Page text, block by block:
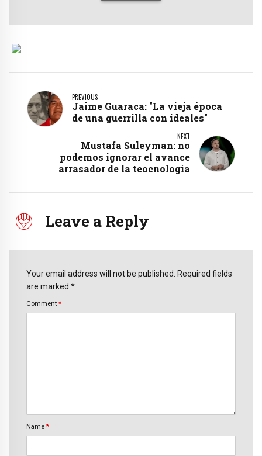
PREVIOUS
Jaime Guaraca: "La vieja época
de una guerrilla con ideales"
NEXT
Mustafa Suleyman: no
podemos ignorar el avance
arrasador de la teocnología
Leave a Reply
Your email address will not be published. Required fields
are marked *
Comment *
Name *